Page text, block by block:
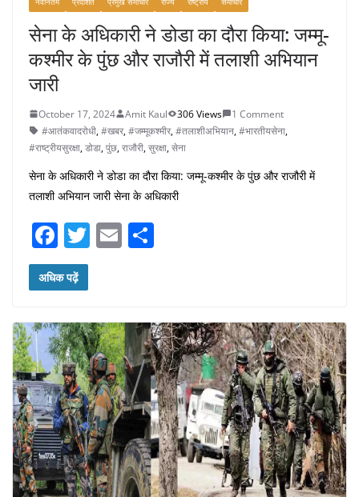
सेना के अधिकारी ने डोडा का दौरा किया: जम्मू-
कश्मीर के पुंछ और राजौरी में तलाशी अभियान
जारी
October 17, 2024 Amit Kaul 306 Views
1 Comment
#आतंकवादरोधी,#खबर,#जम्मूकश्मीर,#तलाशीअभियान,#भारतीयसेना,
#राष्ट्रीयसुरक्षा,डोडा,पुंछ,राजौरी,सुरक्षा,सेना
सेना के अधिकारी ने डोडा का दौरा किया: जम्मू-कश्मीर के पुंछ और राजौरी में
तलाशी अभियान जारी सेना के अधिकारी
F
a
c
b
o
o
k
T E
अधिक पढ़ें